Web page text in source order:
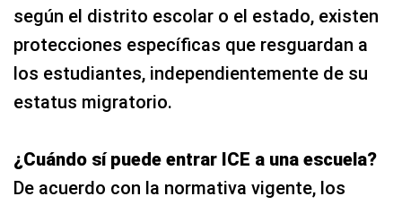
según el distrito escolar o el estado, existen
protecciones específicas que resguardan a
los estudiantes, independientemente de su
estatus migratorio.
¿Cuándo sí puede entrar ICE a una escuela?
De acuerdo con la normativa vigente, los